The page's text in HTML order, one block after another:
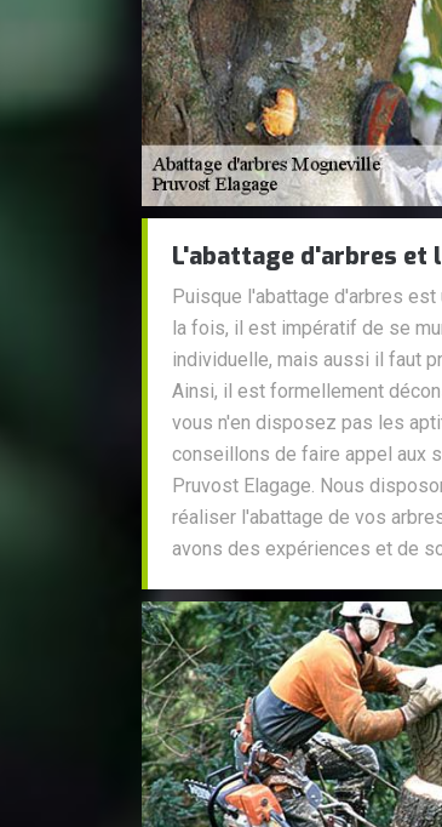
L'abattage d'arbres et
Puisque l'abattage d'arbres
la fois, il est impératif de se
individuelle, mais aussi il faut
Ainsi, il est formellement
vous n'en disposez pas les
conseillons de faire appel aux
Pruvost Elagage. Nous
réaliser l'abattage de vos
avons des expériences et de